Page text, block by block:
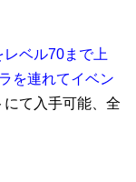
レベル70まで上
を連れてイベン
て入手可能、全